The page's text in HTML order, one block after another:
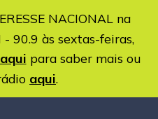
NACIONAL na
- 90.9 às sextas-feiras,
para saber mais ou
aqui.